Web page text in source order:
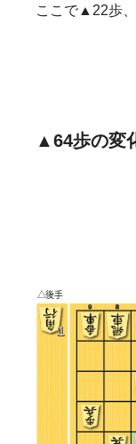
ここで▲22歩
▲64歩の変